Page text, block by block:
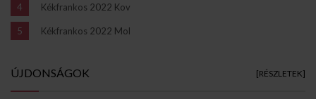
Kékfrankos 2022 Kov
Kékfrankos 2022 Mol
ÚJDONSÁGOK [RÉSZLETEK]